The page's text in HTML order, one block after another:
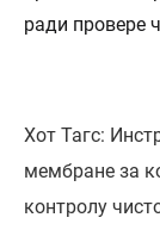
ради провере
Хот Тагс:
мембране за
контролу